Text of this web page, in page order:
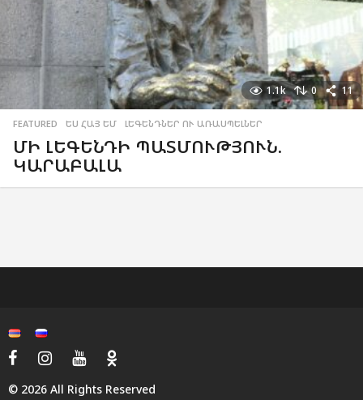
1.1k 0 11
FEATURED ,ԵՍ ՀԱՅ ԵՄ ,ԼԵԳԵՆԴՆԵՐ ՈՒ ԱՌԱՍՊԵԼՆԵՐ
ՄԻ ԼԵԳԵՆԴԻ ՊԱՏՄՈՒԹՅՈՒՆ.
ԿԱՐԱԲԱԼԱ
© 2026 All Rights Reserved